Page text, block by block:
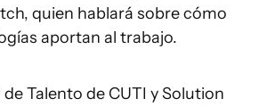
quien hablará sobre cómo
aportan al trabajo.
de Talento de CUTI y Solution